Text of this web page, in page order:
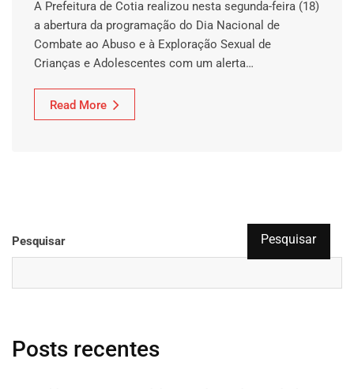
A Prefeitura de Cotia realizou nesta segunda-feira (18)
a abertura da programação do Dia Nacional de
Combate ao Abuso e à Exploração Sexual de
Crianças e Adolescentes com um alerta…
Read More
Pesquisar Pesquisar
Posts recentes